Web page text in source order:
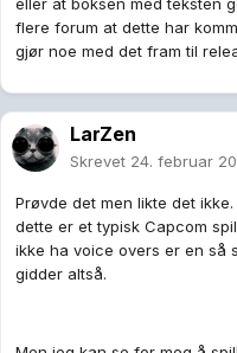
eller at boksen med teksten
flere forum at dette har
gjør noe med det fram til
LarZen
Skrevet 24. februar
Prøvde det men likte det
dette er et typisk Capcom
ikke ha voice overs er en så
gidder altså.